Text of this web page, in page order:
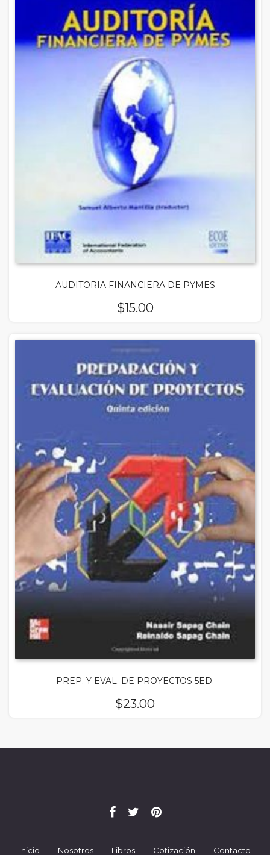
AUDITORIA FINANCIERA DE PYMES
$15.00
PREP. Y EVAL. DE PROYECTOS 5ED.
$23.00
Inicio Nosotros Libros Cotización Contacto